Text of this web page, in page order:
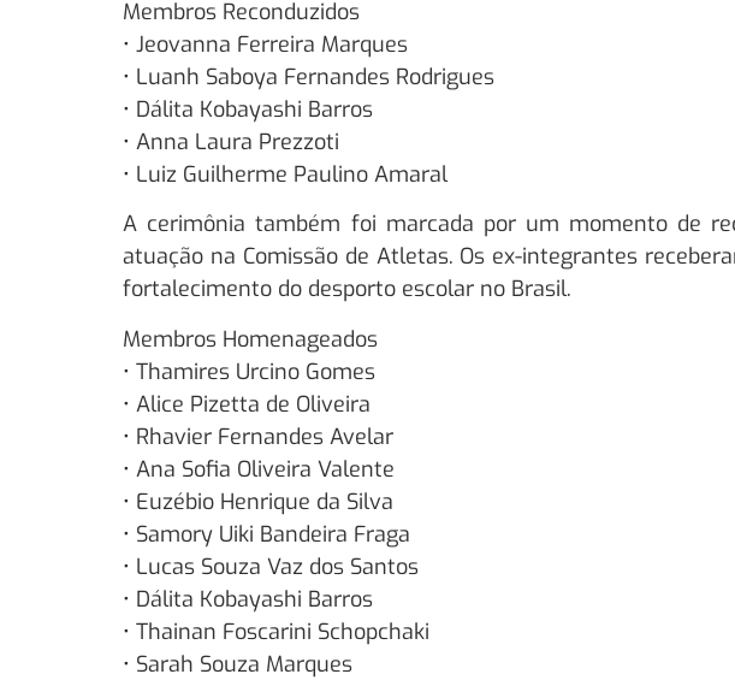
Membros Reconduzidos
• Jeovanna Ferreira Marques
• Luanh Saboya Fernandes Rodrigues
• Dálita Kobayashi Barros
• Anna Laura Prezzoti
• Luiz Guilherme Paulino Amaral
A cerimônia também foi marcada por um momento de
atuação na Comissão de Atletas. Os ex-integrantes
fortalecimento do desporto escolar no Brasil.
Membros Homenageados
• Thamires Urcino Gomes
• Alice Pizetta de Oliveira
• Rhavier Fernandes Avelar
• Ana Sofia Oliveira Valente
• Euzébio Henrique da Silva
• Samory Uiki Bandeira Fraga
• Lucas Souza Vaz dos Santos
• Dálita Kobayashi Barros
• Thainan Foscarini Schopchaki
• Sarah Souza Marques